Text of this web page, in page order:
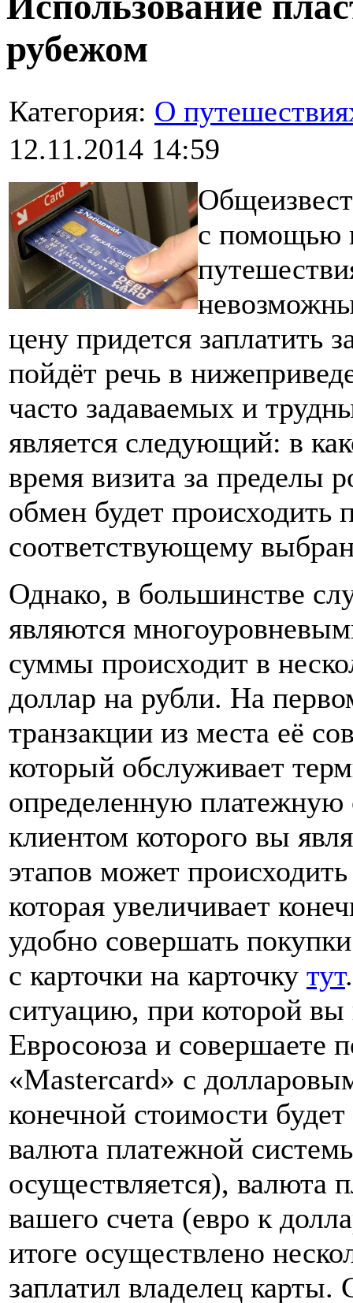
рубежом
Категория: О
12.11.2014 14:59
с помощью
цену придется заплатить
пойдёт речь в
часто задаваемых и
является следующий: в
время визита за пределы
обмен будет происходить
соответствующему
Однако, в большинстве
являются
суммы происходит в
доллар на рубли. На
транзакции из места её
который обслуживает
определенную платежную
клиентом которого вы
этапов может
которая увеличивает
удобно совершать
с карточки на карточку тут
ситуацию, при которой вы
Евросоюза и совершаете
«Mastercard» с
конечной стоимости
валюта платежной
осуществляется), валюта
вашего счета (евро к
итоге осуществлено
заплатил владелец